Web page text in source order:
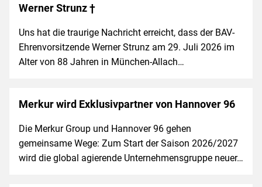
Werner Strunz †
Uns hat die traurige Nachricht erreicht, dass der BAV-
Ehrenvorsitzende Werner Strunz am 29. Juli 2026 im
Alter von 88 Jahren in München-Allach…
Merkur wird Exklusivpartner von Hannover 96
Die Merkur Group und Hannover 96 gehen
gemeinsame Wege: Zum Start der Saison 2026/2027
wird die global agierende Unternehmensgruppe neuer…